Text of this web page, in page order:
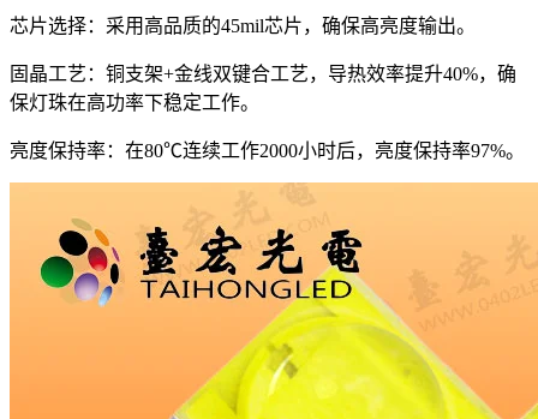
芯片选择：采用高品质的45mil芯片，确保高亮度输出。
固晶工艺：铜支架+金线双键合工艺，导热效率提升40%，确
保灯珠在高功率下稳定工作。
亮度保持率：在80℃连续工作2000小时后，亮度保持率97%。